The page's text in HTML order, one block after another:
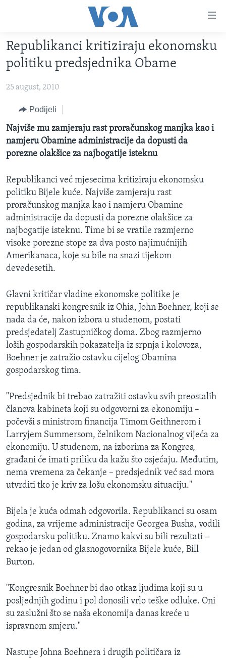
glavni
sadržaj
Pređi
na
navigaciju
Idi
na
pretragu
TV PROGRAM
VIDEO
FOTOGRAFIJE DANA
VIJESTI
SJEDINJENE AMERIČKE DRŽAVE
BOSNA I HERCEGOVINA
NAUKA I TEHNOLOGIJA
SPECIJALNI PROJEKTI
SLOBODA MEDIJA
ŽENSKA STRANA
IZBJEGLIČKA STRANA
MAGAZIN
O GLASU AMERIKE
PRATITE NAS
Jezici
Republikanci kritiziraju ekonomsku
politiku predsjednika Obame
25 august, 2010
Podijeli
Najviše mu zamjeraju rast proračunskog manjka kao i
namjeru Obamine administracije da dopusti da
porezne olakšice za najbogatije isteknu
Republikanci već mjesecima kritiziraju ekonomsku
politiku Bijele kuće. Najviše zamjeraju rast
proračunskog manjka kao i namjeru Obamine
administracije da dopusti da porezne olakšice za
najbogatije isteknu. Time bi se vratile razmjerno
visoke porezne stope za dva posto najimućnijih
Amerikanaca, koje su bile na snazi tijekom
devedesetih.
Glavni kritičar vladine ekonomske politike je
republikanski kongresnik iz Ohia, John Boehner, koji se
nada da će, nakon izbora u studenom, postati
predsjedatelj Zastupničkog doma. Zbog razmjerno
loših gospodarskih pokazatelja iz srpnja i kolovoza,
Boehner je zatražio ostavku cijelog Obamina
gospodarskog tima.
"Predsjednik bi trebao zatražiti ostavku svih preostalih
članova kabineta koji su odgovorni za ekonomiju –
počevši s ministrom financija Timom Geithnerom i
Larryjem Summersom, čelnikom Nacionalnog vijeća za
ekonomiju. U studenom, na izborima za Kongres,
građani će imati priliku da kažu što osjećaju. Međutim,
nema vremena za čekanje – predsjednik već sad mora
utvrditi tko je kriv za lošu ekonomsku situaciju."
Bijela je kuća odmah odgovorila. Republikanci su osam
godina, za vrijeme administracije Georgea Busha, vodili
gospodarsku politiku. Znamo kakvi su bili rezultati –
rekao je jedan od glasnogovornika Bijele kuće, Bill
Burton.
"Kongresnik Boehner bi dao otkaz ljudima koji su u
posljednjih godinu i pol donosili vrlo teške odluke. Oni
su zaslužni što se naša ekonomija danas kreće u
ispravnom smjeru."
Nastupe Johna Boehnera i drugih političara iz